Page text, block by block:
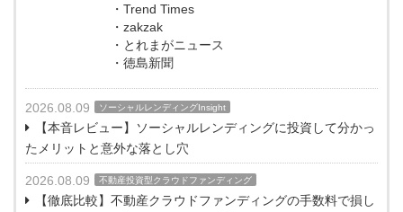
・Trend Times
・zakzak
・とれまがニュース
・徳島新聞
2026.08.09 ソーシャルレンディングInsight
【本音レビュー】ソーシャルレンディングに投資して分かっ
たメリットと意外な落とし穴
2026.08.09 不動産投資型クラウドファンディング
【徹底比較】不動産クラウドファンディングの手数料で損し